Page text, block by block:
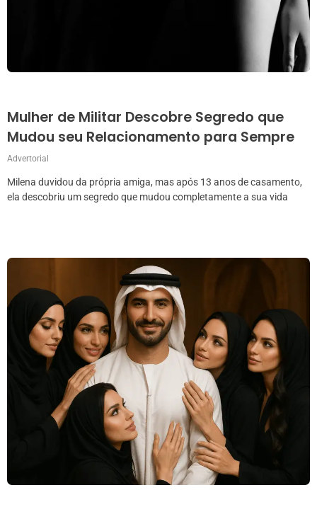
Mulher de Militar Descobre Segredo que
Mudou seu Relacionamento para Sempre
Advertorial
Milena duvidou da própria amiga, mas após 13 anos de casamento,
ela descobriu um segredo que mudou completamente a sua vida